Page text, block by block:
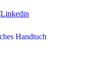
Linkedin